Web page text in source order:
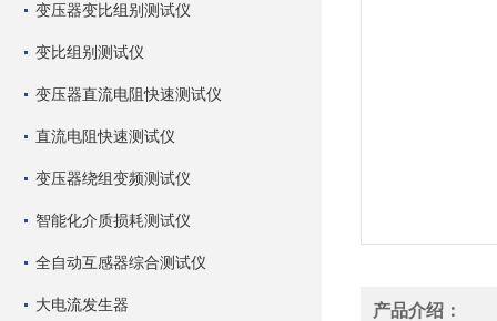
变压器变比组别测试仪
变比组别测试仪
变压器直流电阻快速测试仪
直流电阻快速测试仪
变压器绕组变频测试仪
智能化介质损耗测试仪
全自动互感器综合测试仪
大电流发生器 产品介绍：